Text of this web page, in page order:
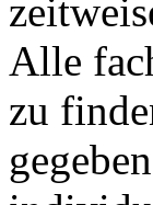
Alle
zu